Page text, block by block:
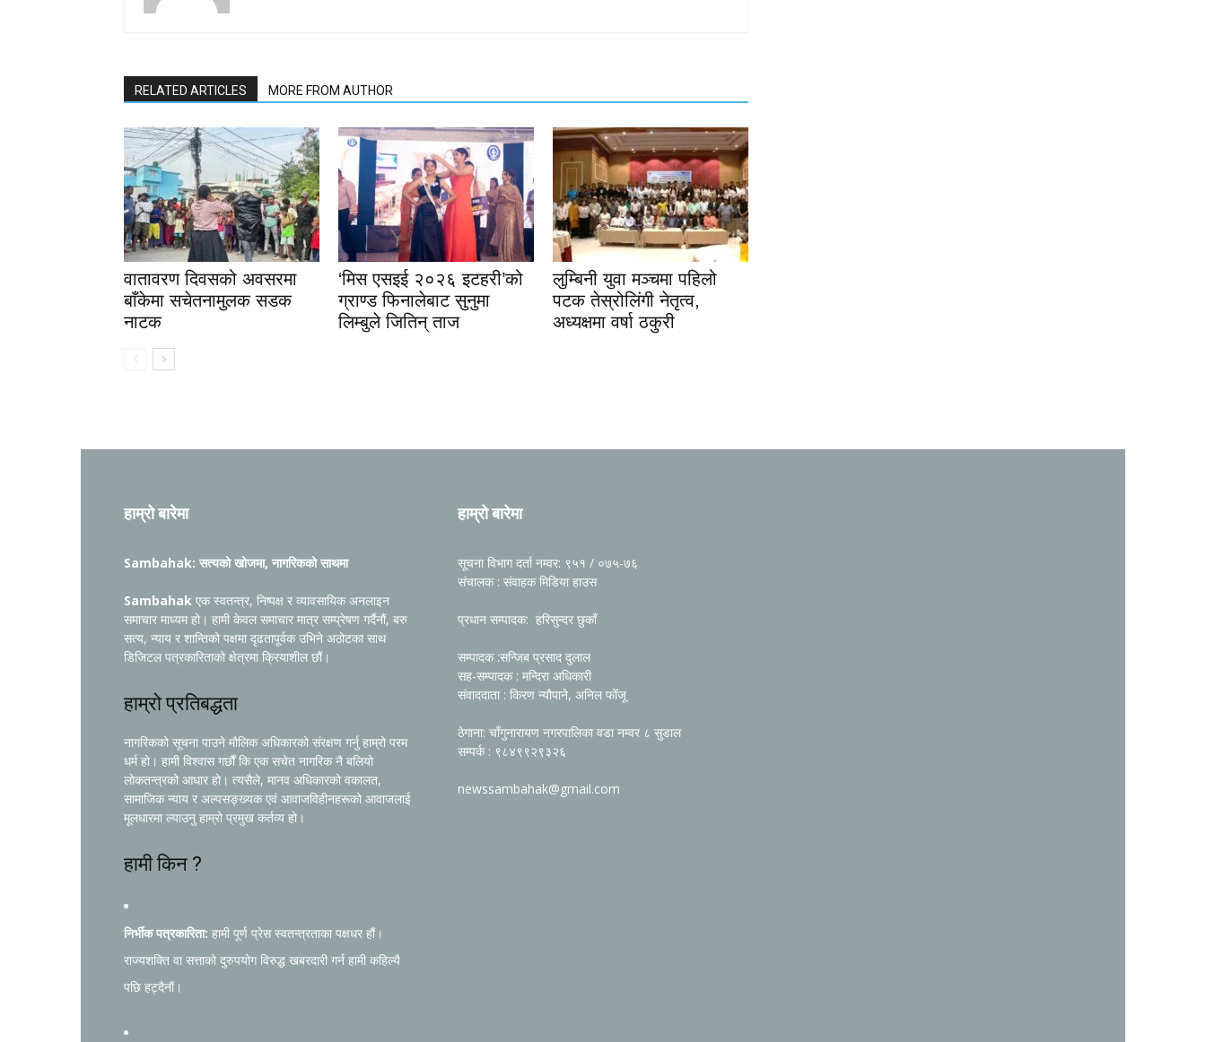
RELATED ARTICLES MORE FROM AUTHOR
वातावरण दिवसको अवसरमा
बाँकेमा सचेतनामुलक सडक
नाटक
‘मिस एसइई २०२६ इटहरी’को
ग्राण्ड फिनालेबाट सुनुमा
लिम्बुले जितिन् ताज
लुम्बिनी युवा मञ्चमा पहिलो
पटक तेस्रोलिंगी नेतृत्व,
अध्यक्षमा वर्षा ठकुरी
हाम्रो बारेमा
Sambahak: सत्यको खोजमा, नागरिकको साथमा
Sambahak एक स्वतन्त्र, निष्पक्ष र व्यावसायिक अनलाइन
समाचार माध्यम हो। हामी केवल समाचार मात्र सम्प्रेषण गर्दैनौं, बरु
सत्य, न्याय र शान्तिको पक्षमा दृढतापूर्वक उभिने अठोटका साथ
डिजिटल पत्रकारिताको क्षेत्रमा क्रियाशील छौं।
हाम्रो प्रतिबद्धता
नागरिकको सूचना पाउने मौलिक अधिकारको संरक्षण गर्नु हाम्रो परम
धर्म हो। हामी विश्वास गर्छौं कि एक सचेत नागरिक नै बलियो
लोकतन्त्रको आधार हो। त्यसैले, मानव अधिकारको वकालत,
सामाजिक न्याय र अल्पसङ्ख्यक एवं आवाजविहीनहरूको आवाजलाई
मूलधारमा ल्याउनु हाम्रो प्रमुख कर्तव्य हो।
हामी किन ?
निर्भीक पत्रकारिता: हामी पूर्ण प्रेस स्वतन्त्रताका पक्षधर हौं।
राज्यशक्ति वा सत्ताको दुरुपयोग विरुद्ध खबरदारी गर्न हामी कहिल्यै
पछि हट्दैनौं।
हाम्रो बारेमा
सूचना विभाग दर्ता नम्वर: ९५१ / ०७५-७६
संचालक : संवाहक मिडिया हाउस
प्रधान सम्पादक: हरिसुन्दर छुकाँ
सम्पादक :सन्जिब प्रसाद दुलाल
सह-सम्पादक : मन्दिरा अधिकारी
संवाददाता : किरण न्यौपाने, अनिल फोँजू
ठेगाना: चाँगुनारायण नगरपालिका वडा नम्वर ८ सुडाल
सम्पर्क : ९८४९९२९३२६
newssambahak@gmail.com